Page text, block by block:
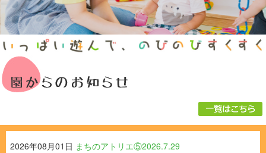
2026年08月01日 まちのアトリエ⑤2026.7.29